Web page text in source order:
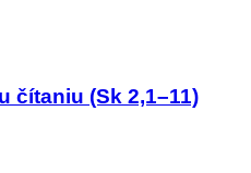
čítaniu (Sk 2,1–11)